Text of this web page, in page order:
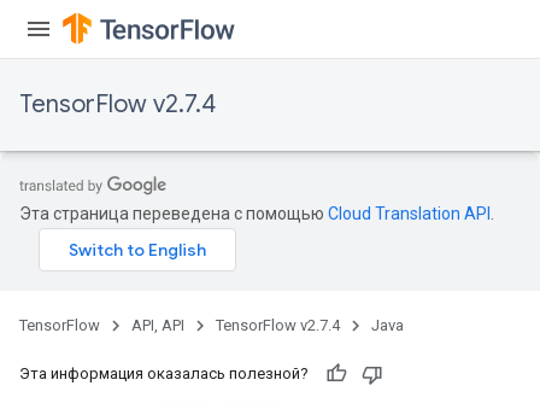
TensorFlow v2.7.4
Эта страница переведена с помощью Cloud Translation API
TensorFlow API, API TensorFlow v2.7.4 Java
Эта информация оказалась полезной?